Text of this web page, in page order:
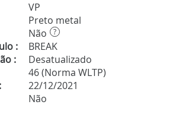
VP
Preto metal
Não ?
:
BREAK
:
Desatualizado
46 (Norma WLTP)
22/12/2021
Não